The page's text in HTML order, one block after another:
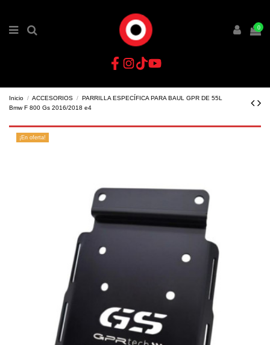
0
Inicio ACCESORIOS
PARRILLA ESPECÍFICA PARA BAUL GPR DE 55L
Bmw F 800 Gs 2016/2018 e4
¡En oferta!